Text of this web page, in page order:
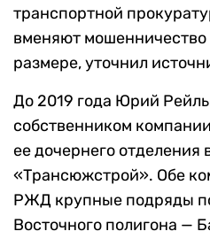
транспортной
вменяют мошенничество
размере, уточнил
До 2019 года Юрий
собственником
ее дочернего отделения
«Трансюжстрой». Обе
РЖД крупные подряды
Восточного полигона —